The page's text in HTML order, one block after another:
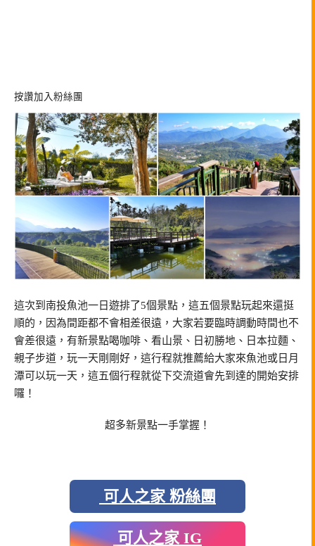
按讚加入粉絲團
這次到南投魚池一日遊排了5個景點，這五個景點玩起來還挺
順的，因為間距都不會相差很遠，大家若要臨時調動時間也不
會差很遠，有新景點喝咖啡、看山景、日初勝地、日本拉麵、
親子步道，玩一天剛剛好，這行程就推薦給大家來魚池或日月
潭可以玩一天，這五個行程就從下交流道會先到達的開始安排
囉！
超多新景點一手掌握！
可人之家 粉絲團
可人之家 IG